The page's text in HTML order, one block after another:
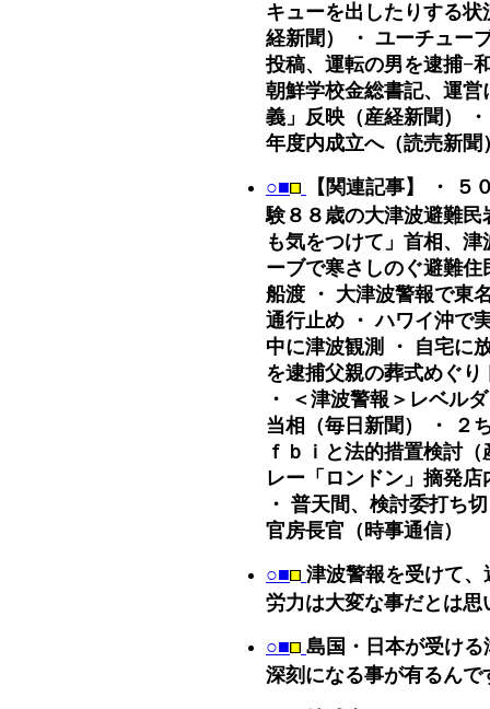
キューを出したりする
経新聞） ・ ユーチュー
投稿、運転の男を逮捕−
朝鮮学校金総書記、運
義」反映（産経新聞）
年度内成立へ（読売新聞
○■ 【関連記事】 ・ ５
験８８歳の大津波避難
も気をつけて」首相、
ーブで寒さしのぐ避難
船渡 ・ 大津波警報で東
通行止め ・ ハワイ沖で
中に津波観測 ・ 自宅に
を逮捕父親の葬式めぐ
・ ＜津波警報＞レベル
当相（毎日新聞） ・ ２
ｆｂｉと法的措置検討
レー「ロンドン」摘発
・ 普天間、検討委打ち
官房長官（時事通信）
○■ 津波警報を受けて
労力は大変な事だとは思
○■ 島国・日本が受け
深刻になる事が有るんで